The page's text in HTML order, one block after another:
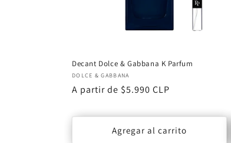
Decant Dolce & Gabbana K Parfum
Proveedor:
DOLCE & GABBANA
Precio
A partir de $5.990 CLP
Agregar al carrito